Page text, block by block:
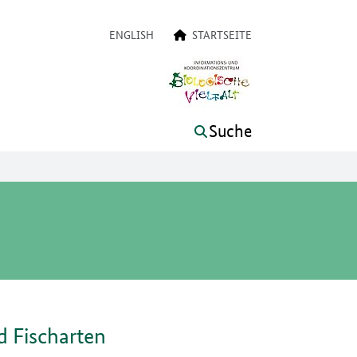
ENGLISH STARTSEITE
Suche
Fischarten